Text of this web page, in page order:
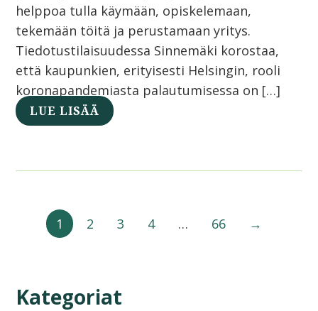
helppoa tulla käymään, opiskelemaan,
tekemään töitä ja perustamaan yritys.
Tiedotustilaisuudessa Sinnemäki korostaa,
että kaupunkien, erityisesti Helsingin, rooli
koronapandemiasta palautumisessa on […]
LUE LISÄÄ
1 2 3 4 … 66 →
Kategoriat